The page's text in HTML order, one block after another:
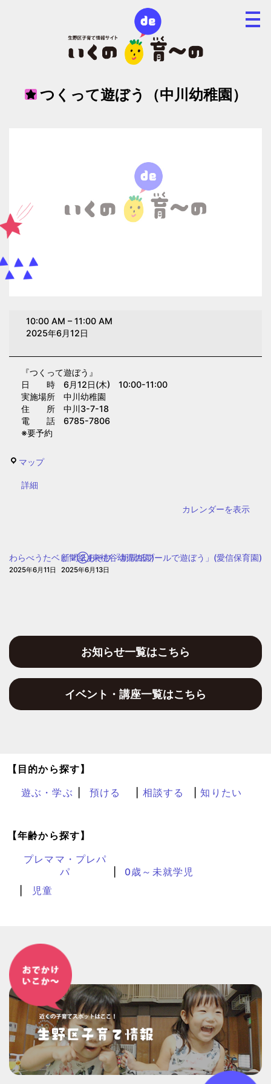
つくって遊ぼう（中川幼稚園）
（中
園）
10:00 AM –11:00 AM
2025年6月12日
『つくって遊ぼう』
日 時 6月12日(木) 10:00-11:00
実施場所 中川幼稚園
住 所 中川3-7-18
電 話 6785-7806
※要予約
マップ中
{title}
詳細
カレンダーを表示
わらべうたベビマ②(東桃谷幼児の園)
2025年6月11日
新聞紙あそび「新聞紙プールで遊ぼう」(愛信保育園)
2025年6月13日
お知らせ一覧はこちら
イベント・講座一覧はこちら
【目的から探す】
遊ぶ・学ぶ 預ける 相談する 知りたい
【年齢から探す】
プレママ・プレパ
パ
0歳～未就学児
児童